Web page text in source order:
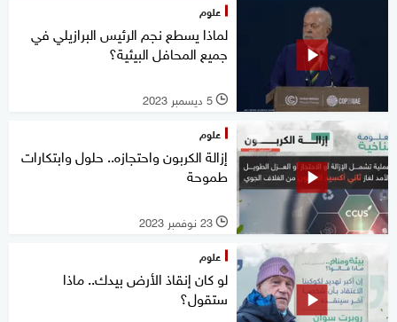
علوم
لماذا يسطع نجم الرئيس البرازيلي في
جميع المحافل البيئية؟
l 5 ديسمبر 2023
علوم
إزالة الكربون واحتجازه.. حلول وابتكارات
طموحة
l 23 نوفمبر 2023
علوم
لو كان إنقاذ الأرض بيدك.. ماذا
ستقول؟